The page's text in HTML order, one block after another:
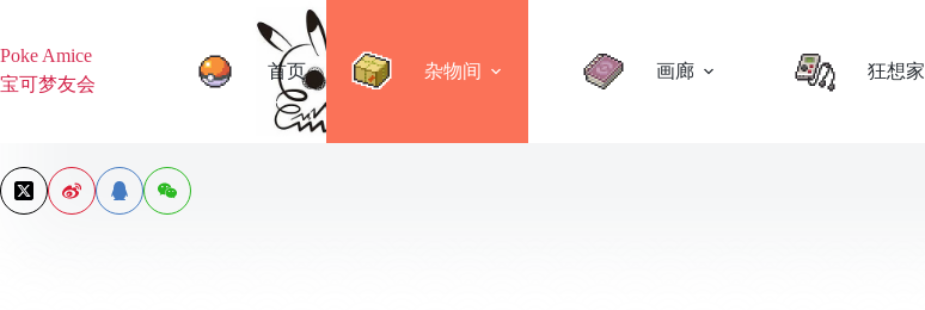
内
容
Poke Amice
宝可梦友会
首页 杂物间 画廊 狂想家